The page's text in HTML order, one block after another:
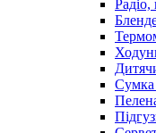
Радіо,
Сумка